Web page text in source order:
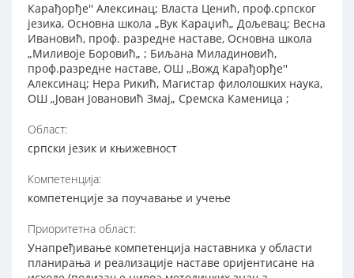
Карађорђе'' Алексинац; Власта Ценић, проф.српског
језика, Основна школа „Вук Караџић„ Дољевац; Весна
Ивановић, проф. разредне наставе, Основна школа
„Миливоје Боровић„ ; Биљана Миладиновић,
проф.разредне наставе, ОШ ,,Вожд Карађорђе''
Алексинац; Нера Рикић, Магистар филолошких наука,
ОШ „Јован Јовановић Змај„ Сремска Каменица ;
Област:
српски језик и књижевност
Компетенција:
компетенције за поучавање и учење
Приоритетна област:
Унапређивање компетенција наставника у области
планирања и реализације наставе оријентисане на